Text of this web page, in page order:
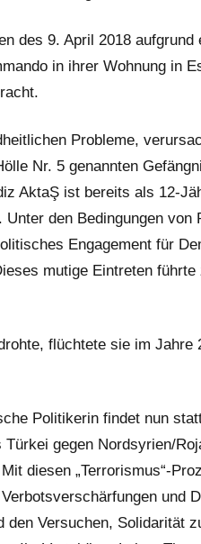
des 9. April 2018
in ihrer Wohnung in
Probleme,
Nr. 5 genannten
AktaŞ ist bereits als 12-
den Bedingungen
Engagement für
mutige Eintreten
flüchtete sie im Jahre
Politikerin findet nun
gegen Nordsyrien/
diesen „Terrorismus“-
und
den Versuchen, Solidarität